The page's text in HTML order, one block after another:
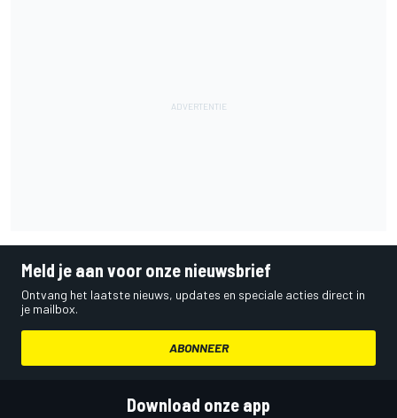
Meld je aan voor onze nieuwsbrief
Ontvang het laatste nieuws, updates en speciale acties direct in
je mailbox.
ABONNEER
Download onze app